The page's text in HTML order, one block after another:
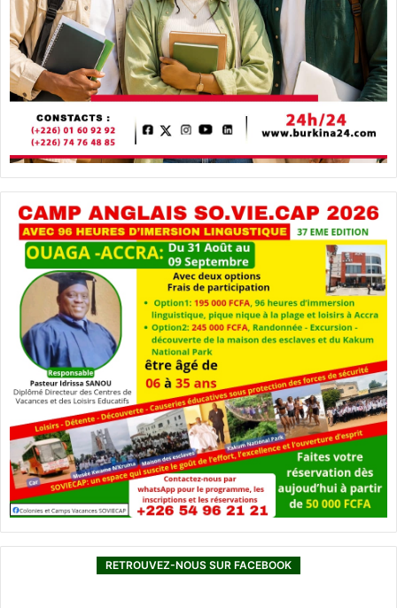
RETROUVEZ-NOUS SUR FACEBOOK